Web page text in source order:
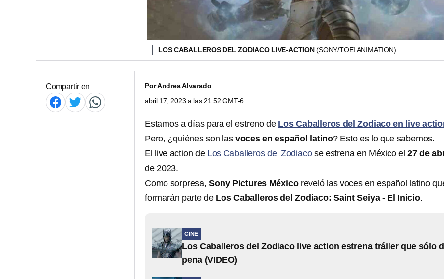
LOS CABALLEROS DEL ZODIACO LIVE-ACTION(SONY/TOEI ANIMATION)
Compartir en PorAndrea Alvarado
abril 17, 2023 a las 21:52 GMT-6
Estamos a días para el estreno de Los Caballeros del Zodiaco en live
Pero, ¿quiénes son las voces en español latino? Esto es lo que sabemos.
El live action de Los Caballeros del Zodiacose estrena en México el27 de
de 2023.
Como sorpresa,Sony Pictures Méxicoreveló las voces en español latino
formarán parte de Los Caballeros del Zodiaco: Saint Seiya - El Inicio.
CINE
Los Caballeros del Zodiaco live action estrena tráiler que sólo
pena (VIDEO)